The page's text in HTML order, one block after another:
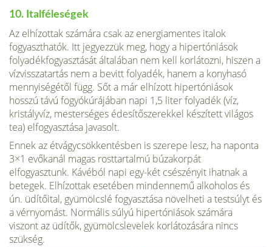
10. Italféleségek
Az elhízottak számára csak az energiamentes italok
fogyaszthatók. Itt jegyezzük meg, hogy a hipertóniások
folyadékfogyasztását álta­lában nem kell korlátozni, hiszen a
vízvisszatartás nem a bevitt folyadék, hanem a konyhasó
mennyiségétől függ. Sőt a már elhízott hipertóniások
hosszú távú fogyókúrájában napi 1,5 liter folyadék (víz,
kristályvíz, mesterséges édesítőszerekkel készített világos
tea) elfogyasztása ja­vasolt.
Ennek az étvágycsökkentésben is szerepe lesz, ha naponta
3×1 evőkanál magas rosttartalmú búza­korpát
elfogyasztunk. Kávéból napi egy-két csészényit ihatnak a
betegek. Elhízottak esetében mindennemű alkoholos és
ún. üdítőital, gyümölcslé fogyasztása növelheti a testsúlyt és
a vérnyomást. Normális súlyú hipertóniások számára
viszont az üdítők, gyümölcsle­velek korlátozására nincs
szükség.